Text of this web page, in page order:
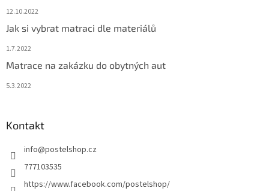
12.10.2022
Jak si vybrat matraci dle materiálů
1.7.2022
Matrace na zakázku do obytných aut
5.3.2022
Kontakt
info@postelshop.cz
777103535
https://www.facebook.com/postelshop/